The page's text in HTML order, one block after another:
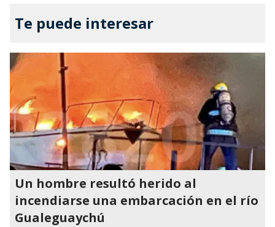
Te puede interesar
Un hombre resultó herido al
incendiarse una embarcación en el río
Gualeguaychú